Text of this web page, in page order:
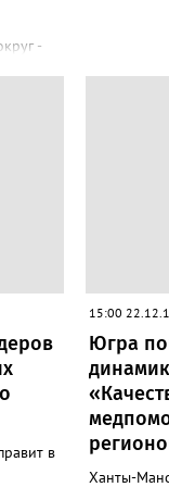
-
место
в
в
15:00
Югра
Ханты-